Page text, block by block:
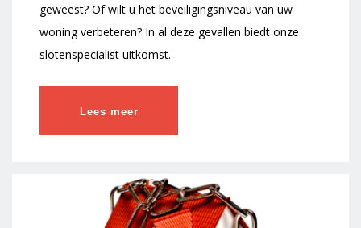
geweest? Of wilt u het beveiligingsniveau van uw
woning verbeteren? In al deze gevallen biedt onze
slotenspecialist uitkomst.
Lees meer